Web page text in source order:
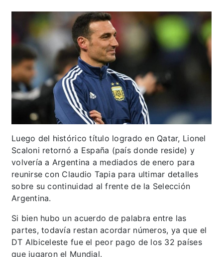
Luego del histórico título logrado en Qatar, Lionel
Scaloni retornó a España (país donde reside) y
volvería a Argentina a mediados de enero para
reunirse con Claudio Tapia para ultimar detalles
sobre su continuidad al frente de la Selección
Argentina.
Si bien hubo un acuerdo de palabra entre las
partes, todavía restan acordar números, ya que el
DT Albiceleste fue el peor pago de los 32 países
que jugaron el Mundial.